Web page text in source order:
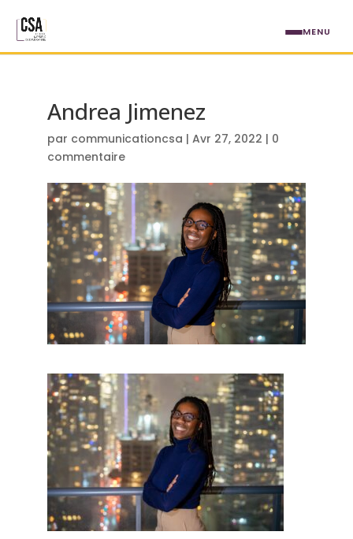
Andrea Jimenez
par communicationcsa | Avr 27, 2022 | 0
commentaire
MENU